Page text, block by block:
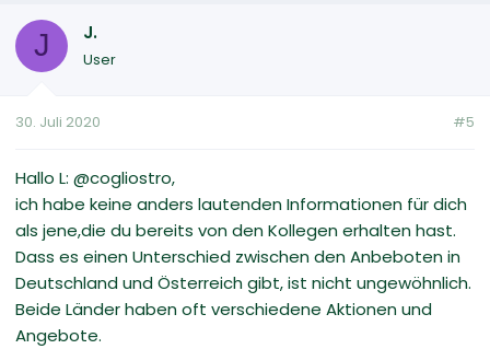
J J.
User
30. Juli 2020 #5
Hallo L: @cogliostro,
ich habe keine anders lautenden Informationen für dich
als jene,die du bereits von den Kollegen erhalten hast.
Dass es einen Unterschied zwischen den Anbeboten in
Deutschland und Österreich gibt, ist nicht ungewöhnlich.
Beide Länder haben oft verschiedene Aktionen und
Angebote.